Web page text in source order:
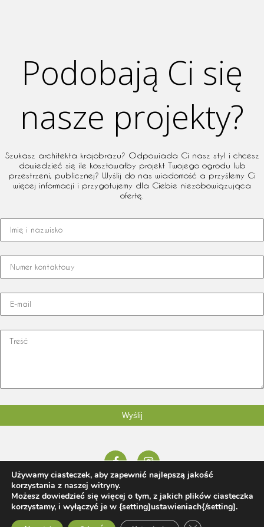
Podobają Ci się
nasze projekty?
Szukasz architekta krajobrazu? Odpowiada Ci nasz styl i chcesz
dowiedzieć się ile kosztowałby projekt Twojego ogrodu lub
przestrzeni, publicznej? Wyślij do nas wiadomość a przyślemy Ci
więcej informacji i przygotujemy dla Ciebie niezobowiązująca
ofertę.
© 2026 Honorata Jaworska tel:
| Projektowanie i zakładanie ogrodów Poznańrfstudio.pl
Używamy ciasteczek, aby zapewnić najlepszą jakość
korzystania z naszej witryny.
Możesz dowiedzieć się więcej o tym, z jakich plików ciasteczka
korzystamy, i wyłączyć je w {setting]ustawieniach{/setting].